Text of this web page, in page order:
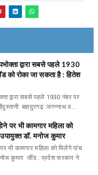
द्वारा सबसे पहले 1930
को रोका जा सकता है : हितेश
द्वारा सबसे पहले 1930 नंबर पर
बहादुरगढ़ :जगन्नाथ व...
पर भी कामगार महिला को
डॉ. मनोज कुमार
भी कामगार महिला को मिलेंगे पांच
कुमार जींद : प्रदेश सरकार ने